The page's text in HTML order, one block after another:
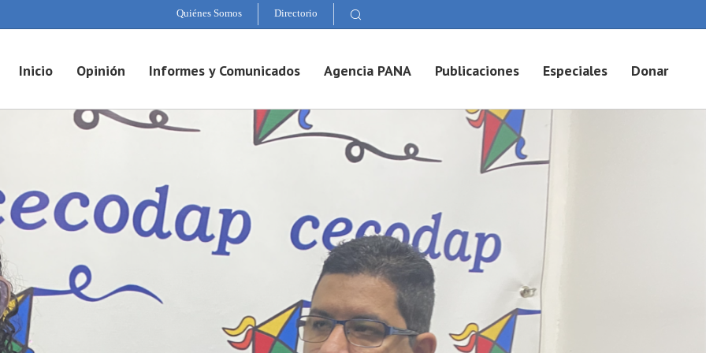
Quiénes Somos Directorio
Inicio Opinión Informes y Comunicados Agencia PANA Publicaciones Especiales Donar